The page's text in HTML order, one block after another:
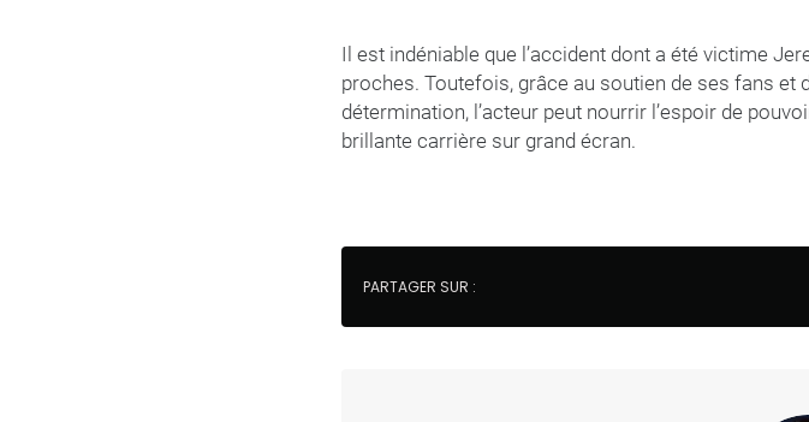
Il est indéniable que l’accident dont a été victime
proches. Toutefois, grâce au soutien de ses fans et
détermination, l’acteur peut nourrir l’espoir de
brillante carrière sur grand écran.
PARTAGER SUR :